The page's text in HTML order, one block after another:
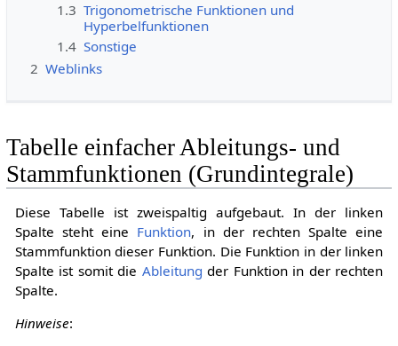
1.3 Trigonometrische Funktionen und
Hyperbelfunktionen
1.4 Sonstige
2 Weblinks
Tabelle einfacher Ableitungs- und
Stammfunktionen (Grundintegrale)
Diese Tabelle ist zweispaltig aufgebaut. In der linken
Spalte steht eine Funktion, in der rechten Spalte eine
Stammfunktion dieser Funktion. Die Funktion in der linken
Spalte ist somit die Ableitung der Funktion in der rechten
Spalte.
Hinweise: